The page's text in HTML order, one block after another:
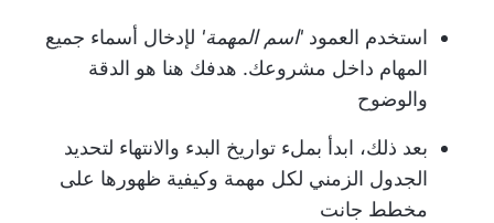
استخدم العمود 'اسم المهمة' لإدخال أسماء جميع
المهام داخل مشروعك. هدفك هنا هو الدقة
والوضوح
بعد ذلك، ابدأ بملء تواريخ البدء والانتهاء لتحديد
الجدول الزمني لكل مهمة وكيفية ظهورها على
مخطط جانت